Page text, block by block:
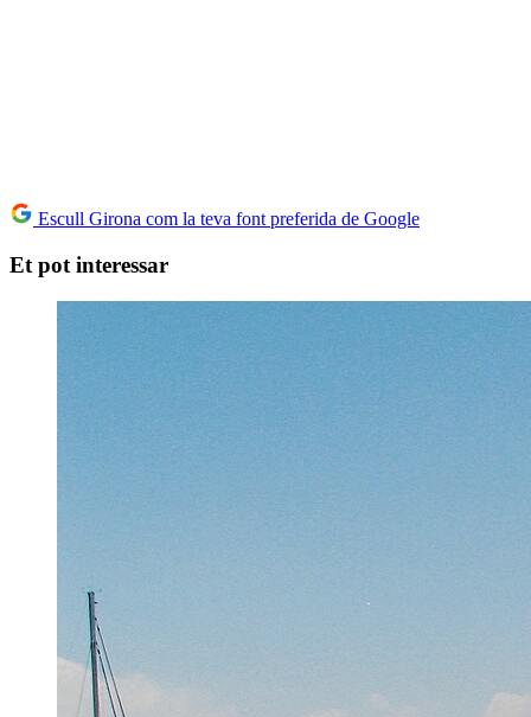
Escull Girona com la teva font preferida de Google
Et pot interessar